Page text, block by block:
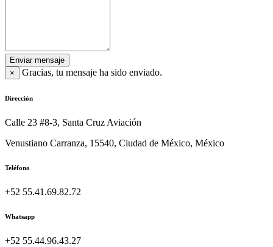
Enviar mensaje
×
Gracias, tu mensaje ha sido enviado.
Dirección
Calle 23 #8-3, Santa Cruz Aviación
Venustiano Carranza, 15540, Ciudad de México, México
Teléfono
+52 55.41.69.82.72
Whatsapp
+52 55.44.96.43.27